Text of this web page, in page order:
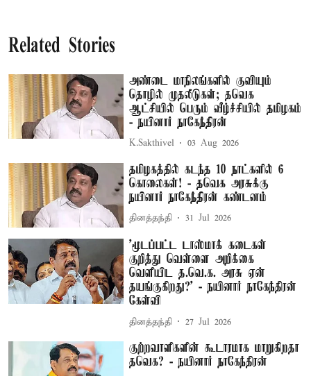
Related Stories
அண்டை மாநிலங்களில் குவியும்
தொழில் முதலீடுகள்; தவெக
ஆட்சியில் பெரும் வீழ்ச்சியில் தமிழகம்
- நயினார் நாகேந்திரன்
K.Sakthivel 03 Aug 2026
தமிழகத்தில் கடந்த 10 நாட்களில் 6
கொலைகள்! - தவெக அரசுக்கு
நயினார் நாகேந்திரன் கண்டனம்
தினத்தந்தி 31 Jul 2026
'மூடப்பட்ட டாஸ்மாக் கடைகள்
குறித்து வெள்ளை அறிக்கை
வெளியிட த.வெ.க. அரசு ஏன்
தயங்குகிறது?' - நயினார் நாகேந்திரன்
கேள்வி
தினத்தந்தி 27 Jul 2026
குற்றவாளிகளின் கூடாரமாக மாறுகிறதா
தவெக? - நயினார் நாகேந்திரன்